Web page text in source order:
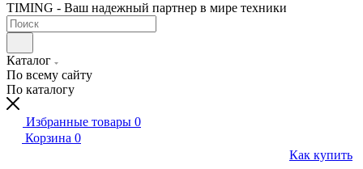
TIMING - Ваш надежный партнер в мире техники
Каталог
По всему сайту
По каталогу
Избранные товары 0
Корзина 0
Как купить